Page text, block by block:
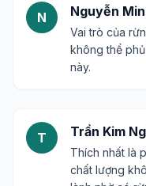
N Nguyễn
Vai trò của
không thể
này.
T Trần Kim
Thích nhất là
chất lượng